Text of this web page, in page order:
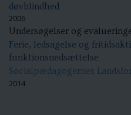
døvblindhed
2006
Undersøgelser og
Ferie, ledsagelse og
funktionsnedsættelse
Socialpædagogernes
2014